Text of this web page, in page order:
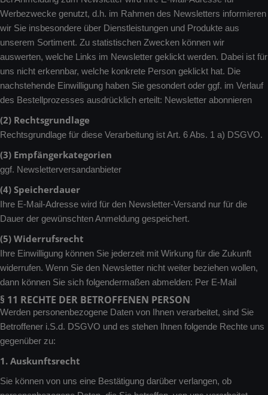
Werbezwecke genutzt, d.h. im Rahmen des Newsletters informieren
wir Sie insbesondere über Dienstleistungen und Produkte aus
unserem Sortiment. Zu statistischen Zwecken können wir
auswerten, welche Links im Newsletter geklickt werden. Dabei ist für
uns nicht erkennbar, welche konkrete Person geklickt hat. Die
nachstehende Einwilligung haben Sie gesondert oder ggf. im Verlauf
des Bestellprozesses ausdrücklich erteilt: Newsletter abonnieren
(2) Rechtsgrundlage
Rechtsgrundlage für diese Verarbeitung ist Art. 6 Abs. 1 a) DSGVO.
(3) Empfängerkategorien
ggf. Newsletterversandanbieter
(4) Speicherdauer
Ihre E-Mail-Adresse wird für den Newsletter-Versand nur für die
Dauer der gewünschten Anmeldung gespeichert.
(5) Widerrufsrecht
Ihre Einwilligung können Sie jederzeit mit Wirkung für die Zukunft
widerrufen. Wenn Sie den Newsletter nicht weiter beziehen wollen,
dann können Sie sich folgendermaßen abmelden: Per E-Mail
§ 11 RECHTE DER BETROFFENEN PERSON
Werden personenbezogene Daten von Ihnen verarbeitet, sind Sie
Betroffener i.S.d. DSGVO und es stehen Ihnen folgende Rechte uns
gegenüber zu:
1. Auskunftsrecht
Sie können von uns eine Bestätigung darüber verlangen, ob